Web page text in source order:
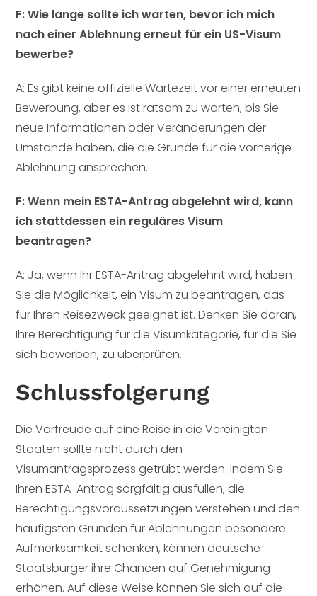
F: Wie lange sollte ich warten, bevor ich mich
nach einer Ablehnung erneut für ein US-Visum
bewerbe?
A: Es gibt keine offizielle Wartezeit vor einer erneuten
Bewerbung, aber es ist ratsam zu warten, bis Sie
neue Informationen oder Veränderungen der
Umstände haben, die die Gründe für die vorherige
Ablehnung ansprechen.
F: Wenn mein ESTA-Antrag abgelehnt wird, kann
ich stattdessen ein reguläres Visum
beantragen?
A: Ja, wenn Ihr ESTA-Antrag abgelehnt wird, haben
Sie die Möglichkeit, ein Visum zu beantragen, das
für Ihren Reisezweck geeignet ist. Denken Sie daran,
Ihre Berechtigung für die Visumkategorie, für die Sie
sich bewerben, zu überprüfen.
Schlussfolgerung
Die Vorfreude auf eine Reise in die Vereinigten
Staaten sollte nicht durch den
Visumantragsprozess getrübt werden. Indem Sie
Ihren ESTA-Antrag sorgfältig ausfüllen, die
Berechtigungsvoraussetzungen verstehen und den
häufigsten Gründen für Ablehnungen besondere
Aufmerksamkeit schenken, können deutsche
Staatsbürger ihre Chancen auf Genehmigung
erhöhen. Auf diese Weise können Sie sich auf die